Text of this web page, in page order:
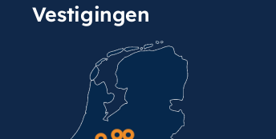
Vestigingen